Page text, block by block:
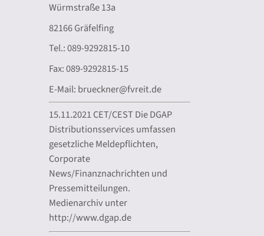
Würmstraße 13a
82166 Gräfelfing
Tel.: 089-9292815-10
Fax: 089-9292815-15
E-Mail: brueckner@fvreit.de
15.11.2021 CET/CEST Die DGAP
Distributionsservices umfassen
gesetzliche Meldepflichten,
Corporate
News/Finanznachrichten und
Pressemitteilungen.
Medienarchiv unter
http://www.dgap.de